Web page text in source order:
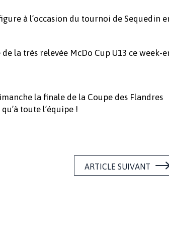
à l’occasion du tournoi de Sequedin
la très relevée McDo Cup U13 ce week-
la finale de la Coupe des Flandres
toute l’équipe !
ARTICLE SUIVANT